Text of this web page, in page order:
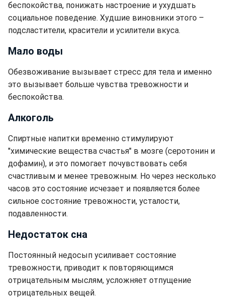
беспокойства, понижать настроение и ухудшать
социальное поведение. Худшие виновники этого –
подсластители, красители и усилители вкуса.
Мало воды
Обезвоживание вызывает стресс для тела и именно
это вызывает больше чувства тревожности и
беспокойства.
Алкоголь
Спиртные напитки временно стимулируют
"химические вещества счастья" в мозге (серотонин и
дофамин), и это помогает почувствовать себя
счастливым и менее тревожным. Но через несколько
часов это состояние исчезает и появляется более
сильное состояние тревожности, усталости,
подавленности.
Недостаток сна
Постоянный недосып усиливает состояние
тревожности, приводит к повторяющимся
отрицательным мыслям, усложняет отпущение
отрицательных вещей.